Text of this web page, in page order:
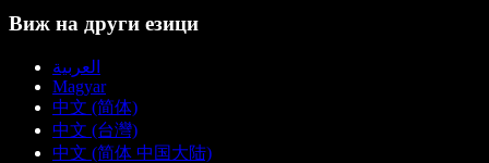
Виж на други езици
العربية
Magyar
中文 (简体)
中文 (台灣)
中文 (简体 中国大陆)